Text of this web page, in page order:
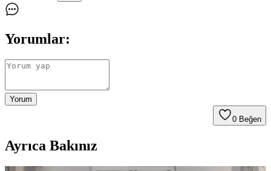
Yorumlar:
Yorum
0 Beğen
Ayrıca Bakınız